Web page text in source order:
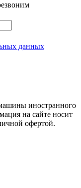
данных
иностранного
на сайте носит
офертой.